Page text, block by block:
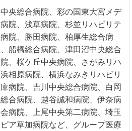
央総合病院、彩の国東大宮メデ
院、浅草病院、杉並リハビリテ
院、勝田病院、柏厚生総合病
船橋総合病院、津田沼中央総合
、桜ケ丘中央病院、さがみリハ
相原病院、横浜なみきリハビリ
病院、吉川中央総合病院、白岡
合病院、越谷誠和病院、伊奈病
病院、上尾中央第二病院、埼玉
ア草加病院など、グループ医療